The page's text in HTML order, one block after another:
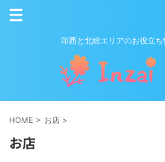
印西と北総エリアのお役立
HOME > お店 >
お店